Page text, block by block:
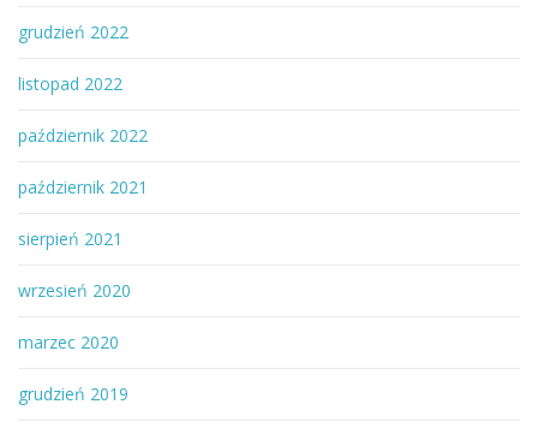
grudzień 2022
listopad 2022
październik 2022
październik 2021
sierpień 2021
wrzesień 2020
marzec 2020
grudzień 2019